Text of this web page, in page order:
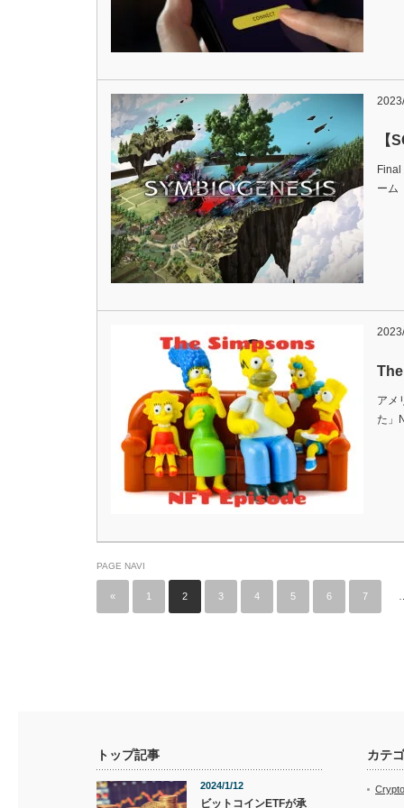
【
ーム
アメ
た」
PAGE NAVI
« 1 2 3 4 5 6 7
トップ記事
2024/1/12
ビットコインETFが承
カテ
Crypto